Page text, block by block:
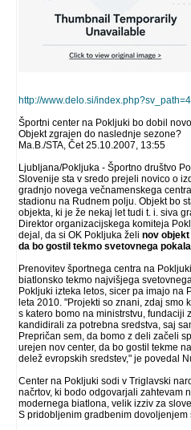
http://www.delo.si/
Športni center na Pokljuki bo dobil
Objekt zgrajen do naslednje sezone?
Ma.B./STA, Čet 25.10.2007, 13:55
Ljubljana/Pokljuka - Športno društvo
Slovenije sta v sredo prejeli novico o
gradnjo novega večnamenskega
stadionu na Rudnem polju. Objekt bo
objekta, ki je že nekaj let tudi t. i. siva
Direktor organizacijskega komiteja
dejal, da si OK Pokljuka želi nov objekt
da bo gostil tekmo svetovnega
Prenovitev športnega centra na
biatlonsko tekmo najvišjega
Pokljuki izteka letos, sicer pa imajo na
leta 2010. "Projekti so znani, zdaj smo
s katero bomo na ministrstvu, fundaciji
kandidirali za potrebna sredstva, saj
Prepričan sem, da bomo z deli začeli
urejen nov center, da bo gostil tekme
delež evropskih sredstev," je povedal
Center na Pokljuki sodi v Triglavski
načrtov, ki bodo odgovarjali zahtevam
modernega biatlona, velik izziv za
S pridobljenim gradbenim